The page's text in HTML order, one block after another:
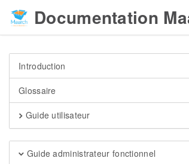
Documentation
Introduction
Glossaire
Guide utilisateur
Guide administrateur fonctionnel